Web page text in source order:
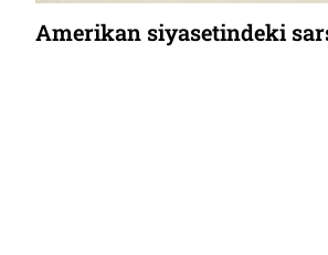
Amerikan siyasetindeki